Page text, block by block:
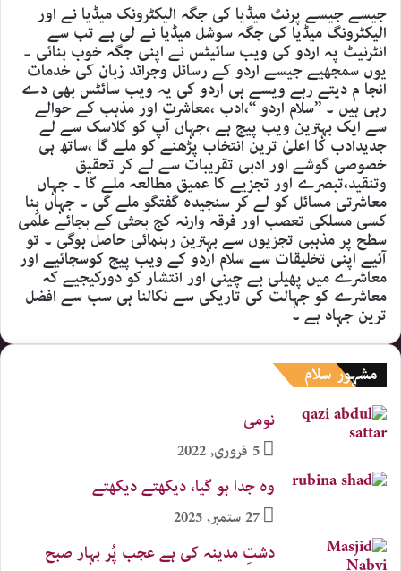
جیسے جیسے پرنٹ میڈیا کی جگہ الیکٹرونک میڈیا نے اور
الیکٹرونگ میڈیا کی جگہ سوشل میڈیا نے لی ہے تب سے
انٹرنیٹ پہ اردو کی ویب سائیٹس نے اپنی جگہ خوب بنائی ۔
یوں سمجھیے جیسے اردو کے رسائل وجرائد زبان کی خدمات
انجا م دیتے رہے ویسے ہی اردو کی یہ ویب سائٹس بھی دے
رہی ہیں ۔ ’’سلام اردو ‘‘،ادب ،معاشرت اور مذہب کے حوالے
سے ایک بہترین ویب پیج ہے ،جہاں آپ کو کلاسک سے لے
جدیدادب کا اعلیٰ ترین انتخاب پڑھنے کو ملے گا ،ساتھ ہی
خصوصی گوشے اور ادبی تقریبات سے لے کر تحقیق
وتنقید،تبصرے اور تجزیے کا عمیق مطالعہ ملے گا ۔ جہاں
معاشرتی مسائل کو لے کر سنجیدہ گفتگو ملے گی ۔ جہاں بِنا
کسی مسلکی تعصب اور فرقہ وارنہ کج بحثی کے بجائے علمی
سطح پر مذہبی تجزیوں سے بہترین رہنمائی حاصل ہوگی ۔ تو
آئیے اپنی تخلیقات سے سلام اردو کے ویب پیج کوسجائیے اور
معاشرے میں پھیلی بے چینی اور انتشار کو دورکیجیے کہ
معاشرے کو جہالت کی تاریکی سے نکالنا ہی سب سے افضل
ترین جہاد ہے ۔
مشہور سلام
نومی
5 فروری, 2022
وہ جدا ہو گیا، دیکھتے دیکھتے
27 ستمبر, 2025
دشتِ مدینہ کی ہے عجب پُر بہار صبح